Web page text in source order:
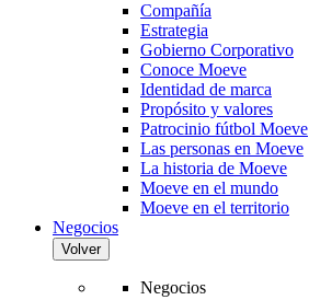
Compañía
Estrategia
Gobierno Corporativo
Conoce Moeve
Identidad de marca
Propósito y valores
Patrocinio fútbol Moeve
Las personas en Moeve
La historia de Moeve
Moeve en el mundo
Moeve en el territorio
Negocios
Volver
Negocios